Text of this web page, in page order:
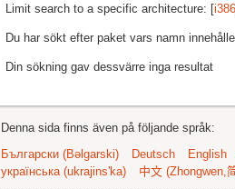
Limit search to a specific architecture: [i386
Du har sökt efter paket vars namn
Din sökning gav dessvärre inga resultat
Denna sida finns även på följande språk:
Български (Bəlgarski)
Deutsch English
українська (ukrajins'ka)
中文 (Zhongwen,